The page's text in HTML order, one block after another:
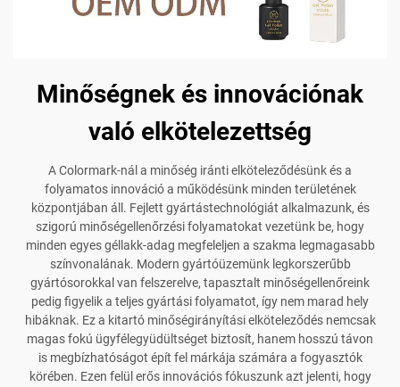
Minőségnek és innovációnak
való elkötelezettség
A Colormark-nál a minőség iránti elköteleződésünk és a
folyamatos innováció a működésünk minden területének
központjában áll. Fejlett gyártástechnológiát alkalmazunk, és
szigorú minőségellenőrzési folyamatokat vezetünk be, hogy
minden egyes géllakk-adag megfeleljen a szakma legmagasabb
színvonalának. Modern gyártóüzemünk legkorszerűbb
gyártósorokkal van felszerelve, tapasztalt minőségellenőreink
pedig figyelik a teljes gyártási folyamatot, így nem marad hely
hibáknak. Ez a kitartó minőségirányítási elköteleződés nemcsak
magas fokú ügyfélegyüdültséget biztosít, hanem hosszú távon
is megbízhatóságot épít fel márkája számára a fogyasztók
körében. Ezen felül erős innovációs fókuszunk azt jelenti, hogy